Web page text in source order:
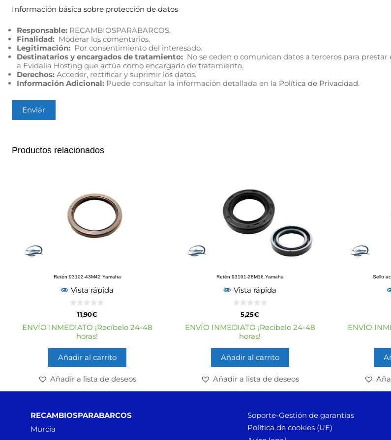
Información básica sobre protección de datos
Responsable: RECAMBIOSPARABARCOS.
Finalidad: Moderar los comentarios.
Legitimación: Por consentimiento del interesado.
Destinatarios y encargados de tratamiento: No se ceden o comunican datos a terceros para
a Evidalia Hosting que actúa como encargado de tratamiento.
Derechos: Acceder, rectificar y suprimir los datos.
Información Adicional: Puede consultar la información detallada en la Política de Privacidad.
Productos relacionados
Retén 93102-43M42 Yamaha
Vista rápida
e
5
11,90€
ENVÍO INMEDIATO ¡Recíbelo 24-48
horas!
Añadir al carrito
Añadir a lista de deseos
Retén 93101-28M16 Yamaha
Vista rápida
e
5
5,25€
ENVÍO INMEDIATO ¡Recíbelo 24-48
horas!
Añadir al carrito
Añadir a lista de deseos
Sello
ENVÍO
RECAMBIOSPARABARCOS
Murcia
Soporte-Gestión de garantías
Política de cookies (UE)